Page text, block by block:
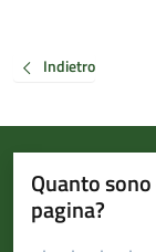
Indietro
Quanto
pagina?